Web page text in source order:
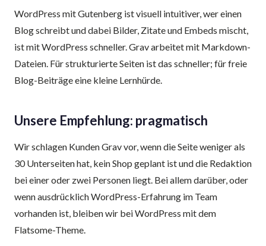
WordPress mit Gutenberg ist visuell intuitiver, wer einen
Blog schreibt und dabei Bilder, Zitate und Embeds mischt,
ist mit WordPress schneller. Grav arbeitet mit Markdown-
Dateien. Für strukturierte Seiten ist das schneller; für freie
Blog-Beiträge eine kleine Lern­hürde.
Unsere Empfehlung: pragmatisch
Wir schlagen Kunden Grav vor, wenn die Seite weniger als
30 Unter­seiten hat, kein Shop geplant ist und die Redaktion
bei einer oder zwei Personen liegt. Bei allem darüber, oder
wenn ausdrücklich WordPress-Erfahrung im Team
vorhanden ist, bleiben wir bei WordPress mit dem
Flatsome-Theme.